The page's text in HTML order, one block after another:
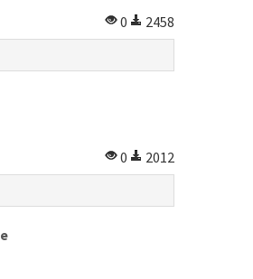
0
2458
0
2012